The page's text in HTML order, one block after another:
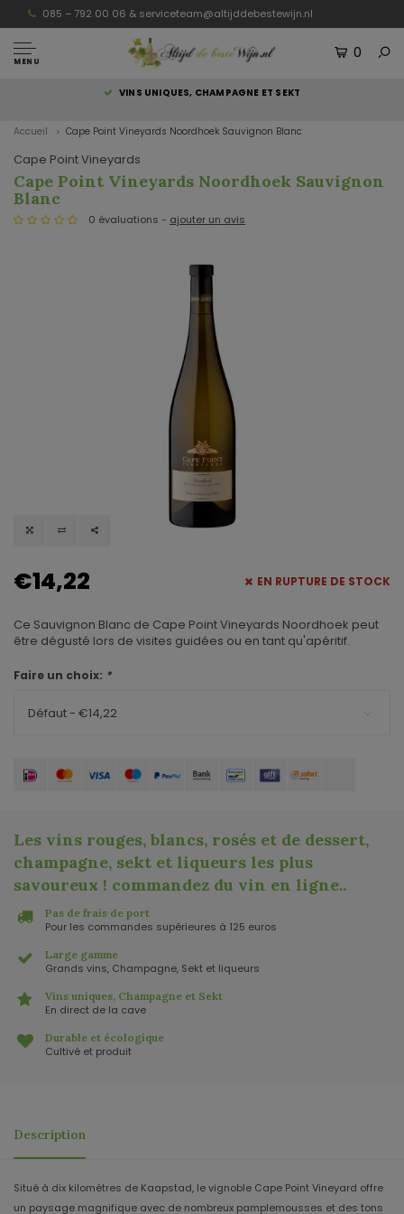
085 – 792 00 06 & serviceteam@altijddebestewijn.nl
MENU
0
VINS UNIQUES, CHAMPAGNE ET SEKT
Accueil Cape Point Vineyards Noordhoek Sauvignon Blanc
Cape Point Vineyards
Cape Point Vineyards Noordhoek Sauvignon
Blanc
0 évaluations - ajouter un avis
€14,22 EN RUPTURE DE STOCK
Ce Sauvignon Blanc de Cape Point Vineyards Noordhoek peut
être dégusté lors de visites guidées ou en tant qu'apéritif.
Faire un choix: *
Défaut - €14,22
Les vins rouges, blancs, rosés et de dessert,
champagne, sekt et liqueurs les plus
savoureux ! commandez du vin en ligne..
Pas de frais de port
Pour les commandes supérieures à 125 euros
Large gamme
Grands vins, Champagne, Sekt et liqueurs
Vins uniques, Champagne et Sekt
En direct de la cave
Durable et écologique
Cultivé et produit
Description
Situé à dix kilomètres de Kaapstad, le vignoble Cape Point Vineyard offre
un paysage magnifique avec de nombreux pamplemousses et des tons